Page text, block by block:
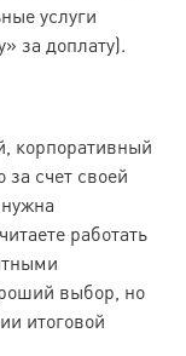
услуги
за доплату).
корпоративный
за счет своей
работать
выбор, но
итоговой